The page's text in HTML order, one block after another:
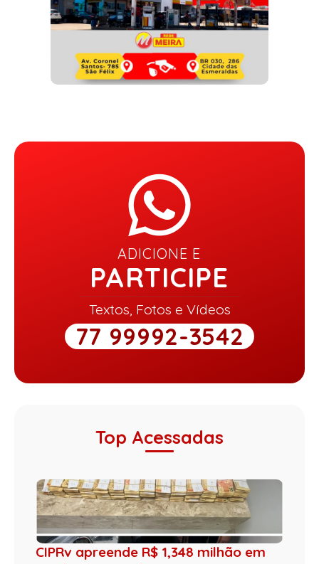
ADICIONE E
PARTICIPE
Textos, Fotos e Vídeos
77 99992-3542
Top Acessadas
CIPRv apreende R$ 1,348 milhão em